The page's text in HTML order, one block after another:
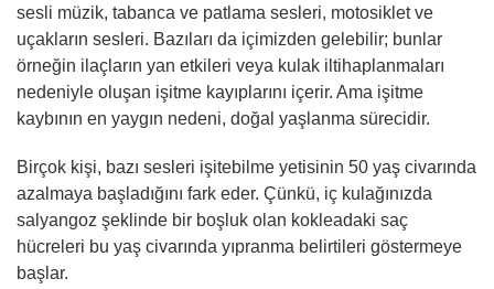
sesli müzik, tabanca ve patlama sesleri, motosiklet ve
uçakların sesleri. Bazıları da içimizden gelebilir; bunlar
örneğin ilaçların yan etkileri veya kulak iltihaplanmaları
nedeniyle oluşan işitme kayıplarını içerir. Ama işitme
kaybının en yaygın nedeni, doğal yaşlanma sürecidir.
Birçok kişi, bazı sesleri işitebilme yetisinin 50 yaş civarında
azalmaya başladığını fark eder. Çünkü, iç kulağınızda
salyangoz şeklinde bir boşluk olan kokleadaki saç
hücreleri bu yaş civarında yıpranma belirtileri göstermeye
başlar.